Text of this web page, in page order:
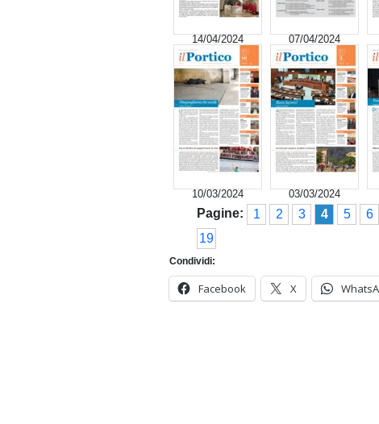
14/04/2024 07/04/2024
10/03/2024 03/03/2024
Pagine: 1 2 3 4 5 6
19
Condividi:
Facebook X